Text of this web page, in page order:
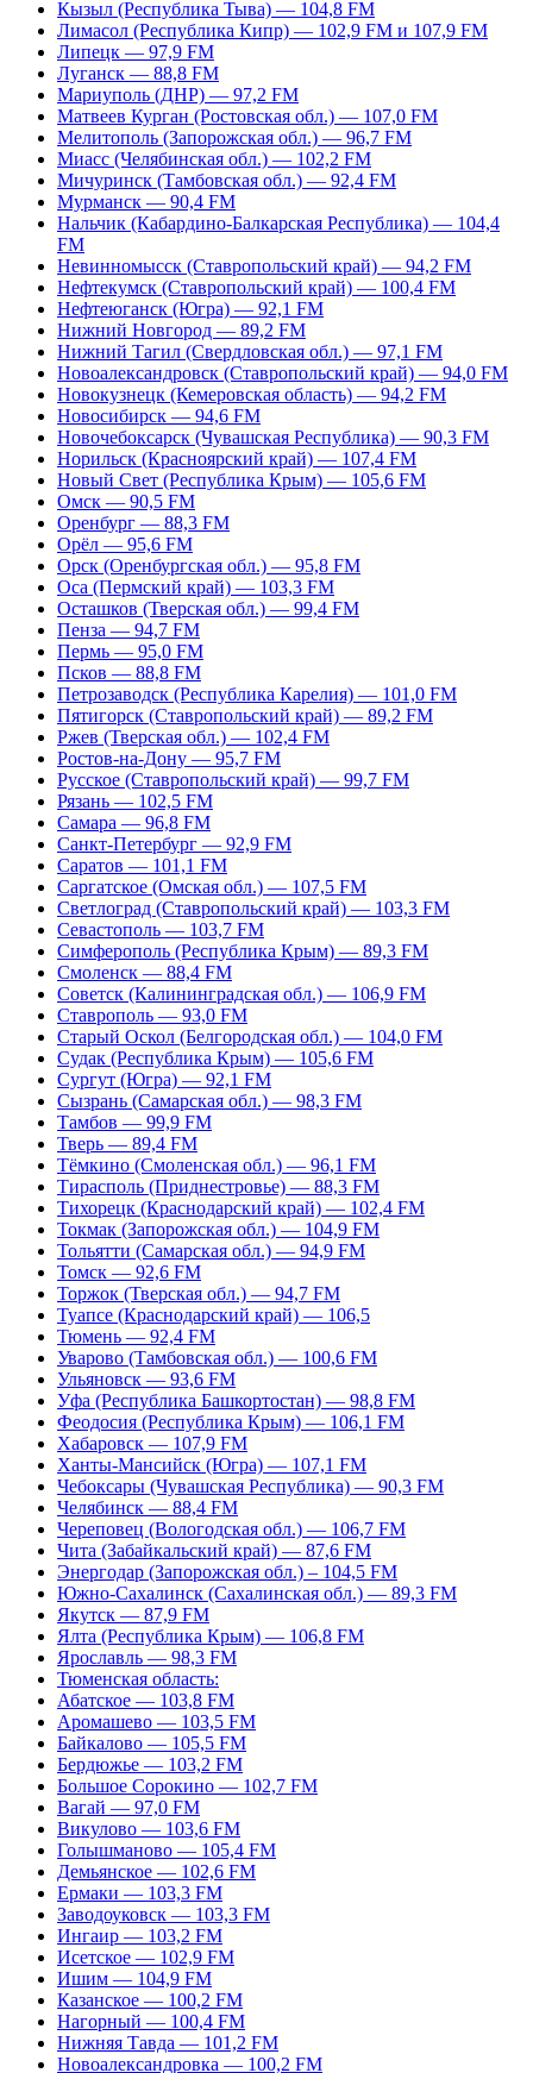
Кызыл (Республика Тыва) — 104,8 FM
Лимасол (Республика Кипр) — 102,9 FM и 107,9 FM
Липецк — 97,9 FM
Луганск — 88,8 FM
Мариуполь (ДНР) — 97,2 FM
Матвеев Курган (Ростовская обл.) — 107,0 FM
Мелитополь (Запорожская обл.) — 96,7 FM
Миасс (Челябинская обл.) — 102,2 FM
Мичуринск (Тамбовская обл.) — 92,4 FM
Мурманск — 90,4 FM
Нальчик (Кабардино-Балкарская Республика) — 104,4
FM
Невинномысск (Ставропольский край) — 94,2 FM
Нефтекумск (Ставропольский край) — 100,4 FM
Нефтеюганск (Югра) — 92,1 FM
Нижний Новгород — 89,2 FM
Нижний Тагил (Свердловская обл.) — 97,1 FM
Новоалександровск (Ставропольский край) — 94,0 FM
Новокузнецк (Кемеровская область) — 94,2 FM
Новосибирск — 94,6 FM
Новочебоксарск (Чувашская Республика) — 90,3 FM
Норильск (Красноярский край) — 107,4 FM
Новый Свет (Республика Крым) — 105,6 FM
Омск — 90,5 FM
Оренбург — 88,3 FM
Орёл — 95,6 FM
Орск (Оренбургская обл.) — 95,8 FM
Оса (Пермский край) — 103,3 FM
Осташков (Тверская обл.) — 99,4 FM
Пенза — 94,7 FM
Пермь — 95,0 FM
Псков — 88,8 FM
Петрозаводск (Республика Карелия) — 101,0 FM
Пятигорск (Ставропольский край) — 89,2 FM
Ржев (Тверская обл.) — 102,4 FM
Ростов-на-Дону — 95,7 FM
Русское (Ставропольский край) — 99,7 FM
Рязань — 102,5 FM
Самара — 96,8 FM
Санкт-Петербург — 92,9 FM
Саратов — 101,1 FM
Саргатское (Омская обл.) — 107,5 FM
Светлоград (Ставропольский край) — 103,3 FM
Севастополь — 103,7 FM
Симферополь (Республика Крым) — 89,3 FM
Смоленск — 88,4 FM
Советск (Калининградская обл.) — 106,9 FM
Ставрополь — 93,0 FM
Старый Оскол (Белгородская обл.) — 104,0 FM
Судак (Республика Крым) — 105,6 FM
Сургут (Югра) — 92,1 FM
Сызрань (Самарская обл.) — 98,3 FM
Тамбов — 99,9 FM
Тверь — 89,4 FM
Тёмкино (Смоленская обл.) — 96,1 FM
Тирасполь (Приднестровье) — 88,3 FM
Тихорецк (Краснодарский край) — 102,4 FM
Токмак (Запорожская обл.) — 104,9 FM
Тольятти (Самарская обл.) — 94,9 FM
Томск — 92,6 FM
Торжок (Тверская обл.) — 94,7 FM
Туапсе (Краснодарский край) — 106,5
Тюмень — 92,4 FM
Уварово (Тамбовская обл.) — 100,6 FM
Ульяновск — 93,6 FM
Уфа (Республика Башкортостан) — 98,8 FM
Феодосия (Республика Крым) — 106,1 FM
Хабаровск — 107,9 FM
Ханты-Мансийск (Югра) — 107,1 FM
Чебоксары (Чувашская Республика) — 90,3 FM
Челябинск — 88,4 FM
Череповец (Вологодская обл.) — 106,7 FM
Чита (Забайкальский край) — 87,6 FM
Энергодар (Запорожская обл.) – 104,5 FM
Южно-Сахалинск (Сахалинская обл.) — 89,3 FM
Якутск — 87,9 FM
Ялта (Республика Крым) — 106,8 FM
Ярославль — 98,3 FM
Тюменская область:
Абатское — 103,8 FM
Аромашево — 103,5 FM
Байкалово — 105,5 FM
Бердюжье — 103,2 FM
Большое Сорокино — 102,7 FM
Вагай — 97,0 FM
Викулово — 103,6 FM
Голышманово — 105,4 FM
Демьянское — 102,6 FM
Ермаки — 103,3 FM
Заводоуковск — 103,3 FM
Ингаир — 103,2 FM
Исетское — 102,9 FM
Ишим — 104,9 FM
Казанское — 100,2 FM
Нагорный — 100,4 FM
Нижняя Тавда — 101,2 FM
Новоалександровка — 100,2 FM